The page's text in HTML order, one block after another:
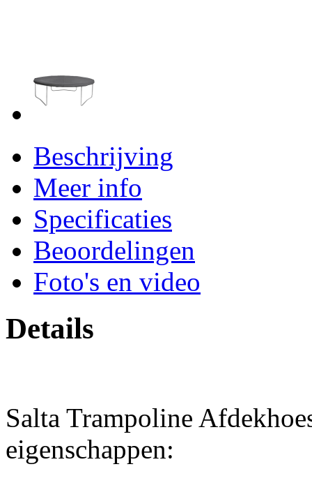
Beschrijving
Meer info
Specificaties
Beoordelingen
Foto's en video
Details
Salta Trampoline
eigenschappen: